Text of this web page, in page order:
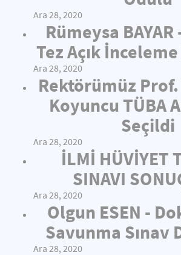
Ara 28, 2020
Rümeysa
Tez Açık
Ara 28, 2020
Rektörümüz
Koyuncu TÜBA
Seçildi
Ara 28, 2020
İLMİ HÜVİYET
SINAVI
Ara 28, 2020
Olgun ESEN -
Savunma Sınav
Ara 28, 2020